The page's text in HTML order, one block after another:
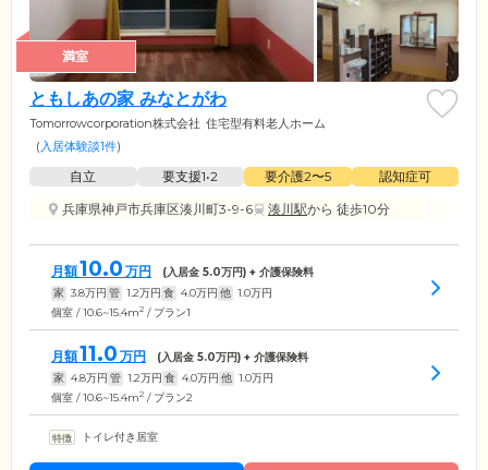
満室
ともしあの家 みなとがわ
Tomorrowcorporation株式会社 住宅型有料老人ホーム
(入居体験談1件)
自立 要支援1•2 要介護2〜5
認知症可
兵庫県神戸市兵庫区湊川町3-9-6
湊川駅から 徒歩10分
月額10.0 万円 (入居金 5.0万円) + 介護保険料
家 3.8万円 管 1.2万円 食 4.0万円 他 1.0万円
個室 / 10.6~15.4m2 / プラン1
月額11.0 万円 (入居金 5.0万円) + 介護保険料
家 4.8万円 管 1.2万円 食 4.0万円 他 1.0万円
個室 / 10.6~15.4m2 / プラン2
トイレ付き居室